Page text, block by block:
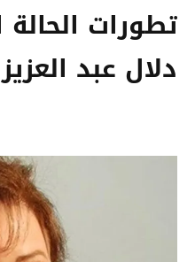
تطورات الحالة
دلال عبد العزيز